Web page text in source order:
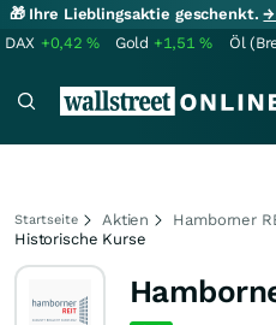
🎁 Ihre Lieblingsaktie geschenkt.
DAX +0,42% Gold +1,51% Öl
Startseite Aktien
Hamborner
Historische Kurse